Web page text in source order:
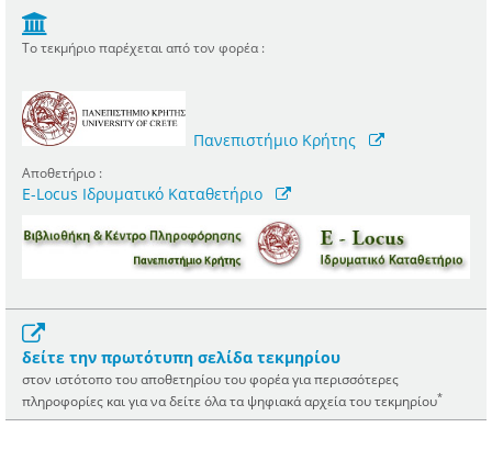
Το τεκμήριο παρέχεται από τον φορέα :
Πανεπιστήμιο Κρήτης
Αποθετήριο :
E-Locus Ιδρυματικό Καταθετήριο
δείτε την πρωτότυπη σελίδα τεκμηρίου
στον ιστότοπο του αποθετηρίου του φορέα για περισσότερες
πληροφορίες και για να δείτε όλα τα ψηφιακά αρχεία του τεκμηρίου*